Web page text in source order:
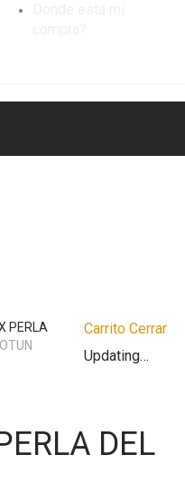
PERLA
DEL
Carrito Cerrar
Updating…